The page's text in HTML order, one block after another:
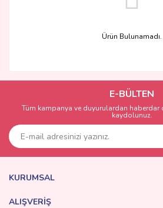
Ürün Bulunamadı.
E-BÜLTEN
Tüm kampanya ve duyurulardan
kaydolunuz.
KURUMSAL
ALIŞVERİŞ